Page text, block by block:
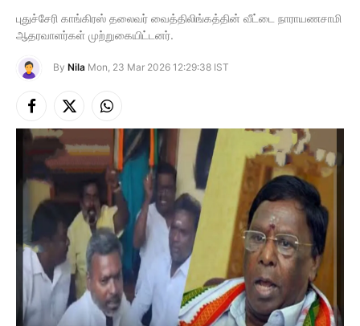
புதுச்சேரி காங்கிரஸ் தலைவர் வைத்திலிங்கத்தின் வீட்டை நாராயணசாமி
ஆதரவாளர்கள் முற்றுகையிட்டனர்.
By Nila Mon, 23 Mar 2026 12:29:38 IST
Facebook
X
(Twitter)
Instagram